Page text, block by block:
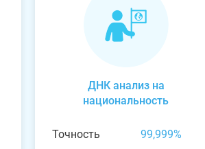
ДНК анализ на
национальность
Точность
99,999%